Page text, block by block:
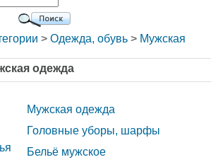
> Одежда, обувь > Мужская
одежда
Мужская одежда
Головные уборы, шарфы
Бельё мужское